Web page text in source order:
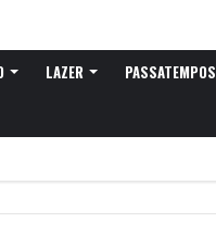
LAZER PASSATEMPOS